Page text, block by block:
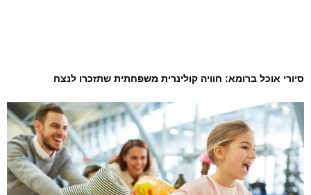
סיורי אוכל ברומא: חוויה קולינרית משפחתית שתזכרו לנצח